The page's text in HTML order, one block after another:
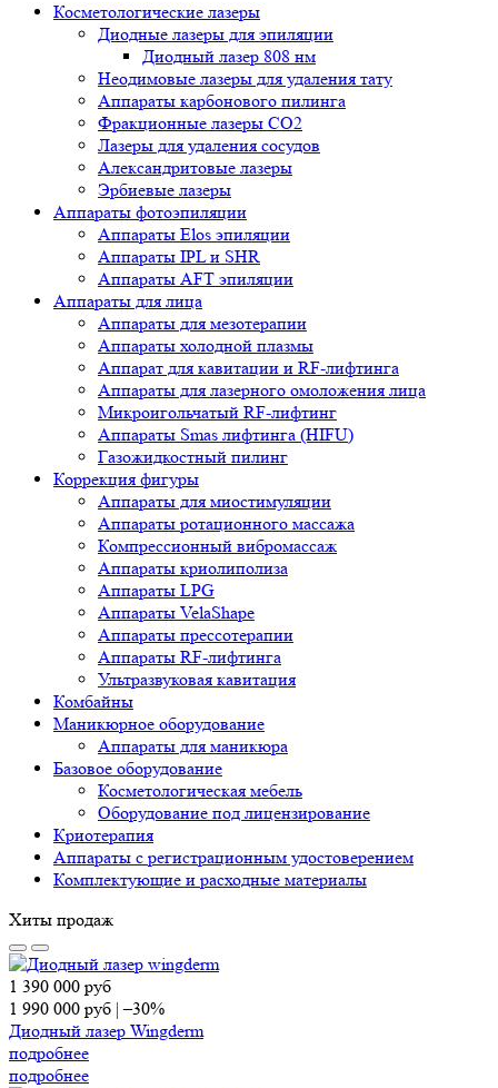
Косметологические лазеры
Диодные лазеры для эпиляции
Диодный лазер 808 нм
Неодимовые лазеры для удаления тату
Аппараты карбонового пилинга
Фракционные лазеры CO2
Лазеры для удаления сосудов
Александритовые лазеры
Эрбиевые лазеры
Аппараты фотоэпиляции
Аппараты Elos эпиляции
Аппараты IPL и SHR
Аппараты AFT эпиляции
Аппараты для лица
Аппараты для мезотерапии
Аппараты холодной плазмы
Аппарат для кавитации и RF-лифтинга
Аппараты для лазерного омоложения лица
Микроигольчатый RF-лифтинг
Аппараты Smas лифтинга (HIFU)
Газожидкостный пилинг
Коррекция фигуры
Аппараты для миостимуляции
Аппараты ротационного массажа
Компрессионный вибромассаж
Аппараты криолиполиза
Аппараты LPG
Аппараты VelaShape
Аппараты прессотерапии
Аппараты RF-лифтинга
Ультразвуковая кавитация
Комбайны
Маникюрное оборудование
Аппараты для маникюра
Базовое оборудование
Косметологическая мебель
Оборудование под лицензирование
Криотерапия
Аппараты c регистрационным удостоверением
Комплектующие и расходные материалы
Хиты продаж
1 390 000 руб
1 990 000 руб |–30%
Диодный лазер Wingderm
подробнее
подробнее